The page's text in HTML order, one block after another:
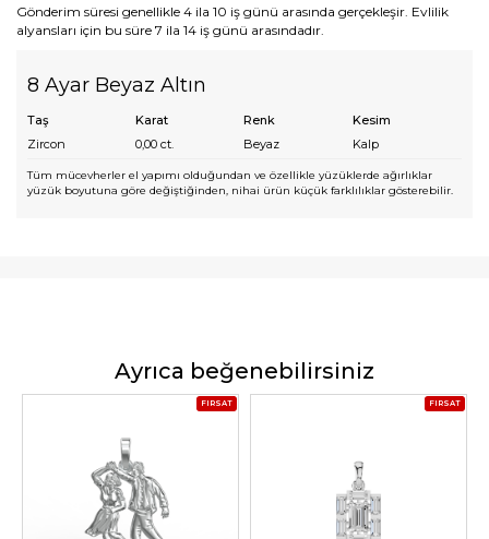
Gönderim süresi genellikle 4 ila 10 iş günü arasında gerçekleşir. Evlilik
alyansları için bu süre 7 ila 14 iş günü arasındadır.
8 Ayar Beyaz Altın
Taş Karat Renk
Kesim
Zircon
0,00 ct. Beyaz Kalp
Tüm mücevherler el yapımı olduğundan ve özellikle yüzüklerde ağırlıklar
yüzük boyutuna göre değiştiğinden, nihai ürün küçük farklılıklar gösterebilir.
Ayrıca beğenebilirsiniz
FIRSAT FIRSAT